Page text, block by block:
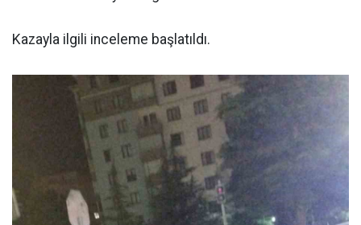
Kazayla ilgili inceleme başlatıldı.